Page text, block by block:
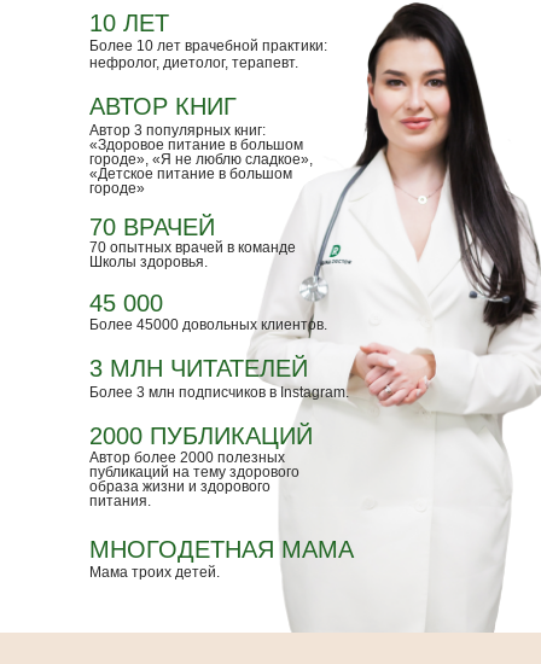
Более 10 лет врачебной практики:
нефролог, диетолог, терапевт.
Автор 3 популярных книг:
«Здоровое питание в большом
городе», «Я не люблю сладкое»,
«Детское питание в большом
городе»
70 опытных врачей в команде
Школы здоровья.
10 ЛЕТ
АВТОР КНИГ
70 ВРАЧЕЙ
Более 3 млн подписчиков в Instagram.
Автор более 2000 полезных
публикаций на тему здорового
образа жизни и здорового
питания.
Более 45000 довольных клиентов.
3 МЛН ЧИТАТЕЛЕЙ
2000 ПУБЛИКАЦИЙ
45 000
Мама троих детей.
МНОГОДЕТНАЯ МАМА